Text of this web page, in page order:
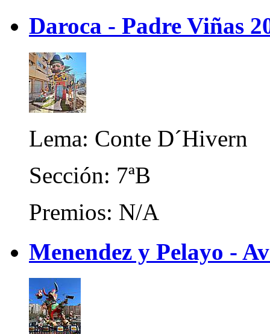
Daroca - Padre Viñas
Lema: Conte D´Hivern
Sección: 7ªB
Premios: N/A
Menendez y Pelayo -